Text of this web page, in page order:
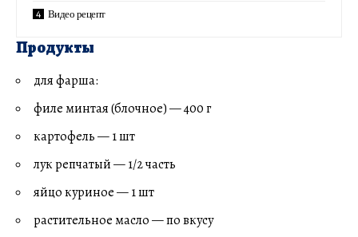
Видео рецепт
Продукты
для фарша:
филе минтая (блочное) — 400 г
картофель — 1 шт
лук репчатый — 1/2 часть
яйцо куриное — 1 шт
растительное масло — по вкусу